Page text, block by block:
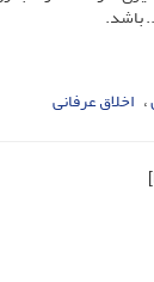
باشد.
اخلاق عرفانی